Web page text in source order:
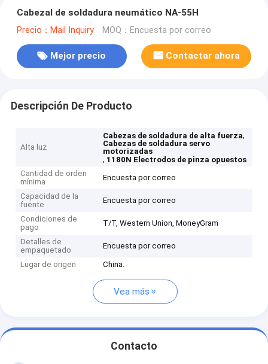
Cabezal de soldadura neumático NA-55H
Precio：Mail Inquiry MOQ：Encuesta por correo
Mejor precio Contactar ahora
Descripción De Producto
Alta luz
Cabezas de soldadura de alta fuerza,
Cabezas de soldadura servo
motorizadas
, 1180N Electrodos de pinza opuestos
Cantidad de orden
mínima
Encuesta por correo
Capacidad de la
fuente
Encuesta por correo
Condiciones de
pago
T/T, Western Union, MoneyGram
Detalles de
empaquetado
Encuesta por correo
Lugar de origen China.
Vea más
Contacto